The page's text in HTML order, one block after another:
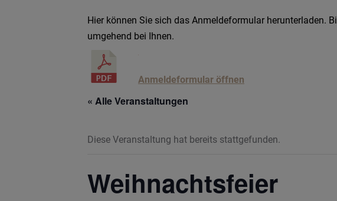
Hier können Sie sich das Anmeldeformular herunterladen.
umgehend bei Ihnen.
Anmeldeformular öffnen
« Alle Veranstaltungen
Diese Veranstaltung hat bereits stattgefunden.
Weihnachtsfeier